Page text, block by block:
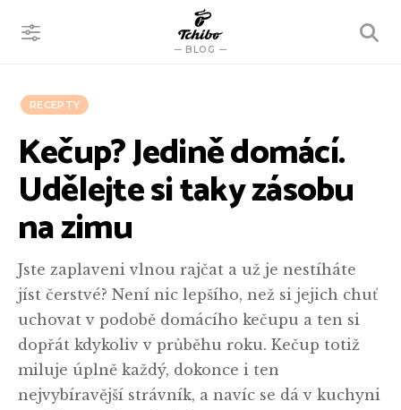
BLOG
VYHLEDÁVÁNÍ
RECEPTY
Kečup? Jedině domácí.
Udělejte si taky zásobu
na zimu
Jste zaplaveni vlnou rajčat a už je nestíháte
jíst čerstvé? Není nic lepšího, než si jejich chuť
uchovat v podobě domácího kečupu a ten si
dopřát kdykoliv v průběhu roku. Kečup totiž
miluje úplně každý, dokonce i ten
nejvybíravější strávník, a navíc se dá v kuchyni